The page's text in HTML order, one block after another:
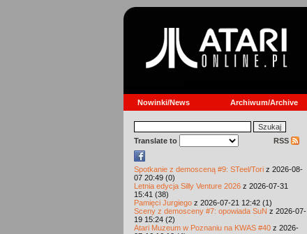
Nowinki/News Archiwum/Archive
Translate to RSS
Spotkanie z demosceną #9: STeel/Tori z 2026-08-
07 20:49 (0)
Letnia edycja Silly Venture 2026 z 2026-07-31
15:41 (38)
Pamięci Jurgiego z 2026-07-21 12:42 (1)
Sceny z demosceny #7: opowiada SuN z 2026-07-
19 15:24 (2)
Atari Muzeum w Poznaniu na KWAS #40 z 2026-